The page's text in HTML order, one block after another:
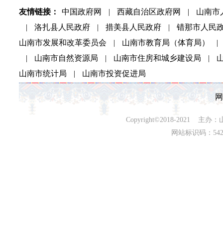
友情链接： 中国政府网 | 西藏自治区政府网 |
山南市
|
洛扎县人民政府 | 措美县人民政府 |
错那市人民
山南市发展和改革委员会
| 山南市教育局（体育局）
|
|
山南市自然资源局 | 山南市住房和城乡建设局 |
山南市统计局
| 山南市投资促进局
Copyright©2018-2021 主办：
网站标识码：